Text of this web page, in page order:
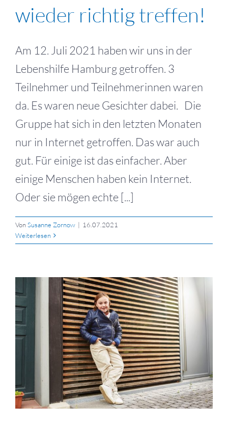
wieder richtig treffen!
Am 12. Juli 2021 haben wir uns in der
Lebenshilfe Hamburg getroffen. 3
Teilnehmer und Teilnehmerinnen waren
da. Es waren neue Gesichter dabei. Die
Gruppe hat sich in den letzten Monaten
nur in Internet getroffen. Das war auch
gut. Für einige ist das einfacher. Aber
einige Menschen haben kein Internet.
Oder sie mögen echte [...]
VonSusanne Zornow | 16.07.2021
Weiterlesen